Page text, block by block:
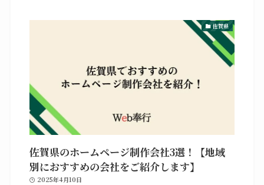
佐賀県
佐賀県のホームページ制作会社3選！【地域
別におすすめの会社をご紹介します】
2025年4月10日